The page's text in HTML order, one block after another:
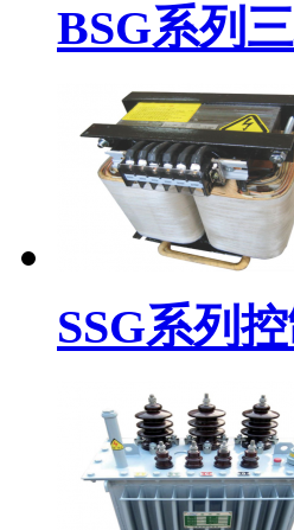
BSG系列
SSG系列